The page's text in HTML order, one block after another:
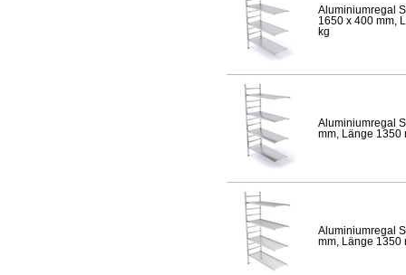
Aluminiumregal
1650 x 400 mm,
kg
Aluminiumregal
mm, Länge 1350
Aluminiumregal
mm, Länge 1350